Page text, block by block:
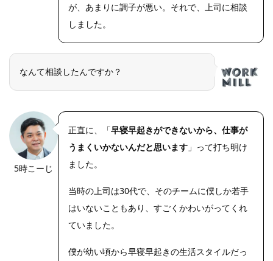
が、あまりに調子が悪い。それで、上司に相談
しました。
なんて相談したんですか？
5時こーじ
正直に、「早寝早起きができないから、仕事が
うまくいかないんだと思います 」って打ち明け
ました。
当時の上司は30代で、そのチームに僕しか若手
はいないこともあり、すごくかわいがってくれ
ていました。
僕が幼い頃から早寝早起きの生活スタイルだっ